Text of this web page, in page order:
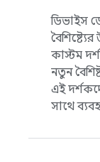
ডিভাইস
কাস্টম
নতুন
এই
সাথে